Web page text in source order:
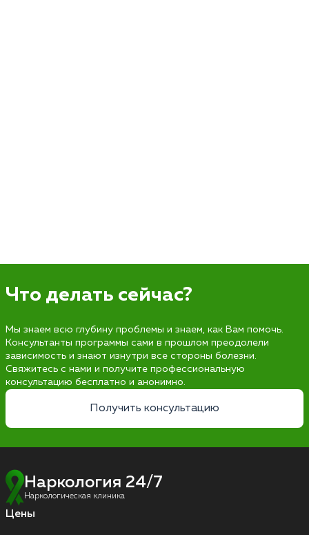
Что делать сейчас?
Мы знаем всю глубину проблемы и знаем, как Вам помочь.
Консультанты программы сами в прошлом преодолели
зависимость и знают изнутри все стороны болезни.
Свяжитесь с нами и получите профессиональную
консультацию бесплатно и анонимно.
Получить консультацию
Наркология 24/7
Наркологическая клиника
Цены